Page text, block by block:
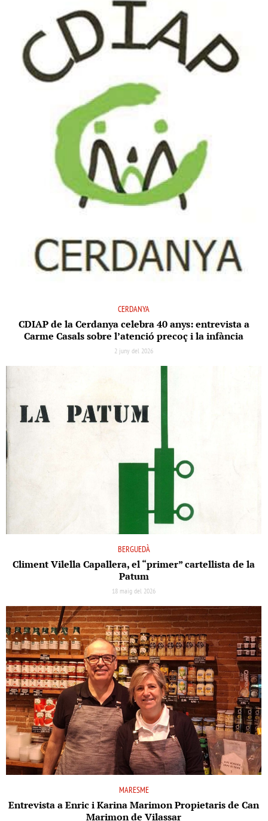
CERDANYA
CDIAP de la Cerdanya celebra 40 anys: entrevista a
Carme Casals sobre l’atenció precoç i la infància
2 juny del 2026
BERGUEDÀ
Climent Vilella Capallera, el “primer” cartellista de la
Patum
18 maig del 2026
MARESME
Entrevista a Enric i Karina Marimon Propietaris de Can
Marimon de Vilassar